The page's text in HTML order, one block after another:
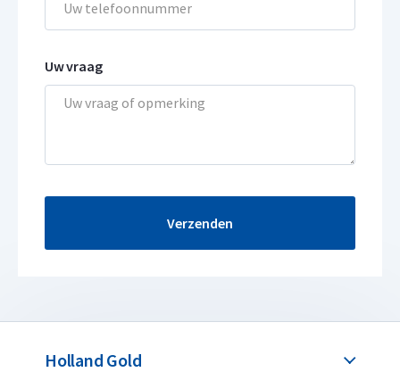
Uw vraag
Verzenden
Holland Gold